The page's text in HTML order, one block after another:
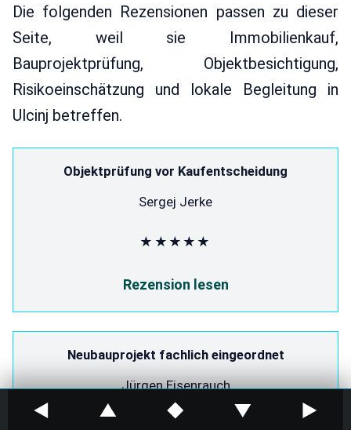
Die folgenden Rezensionen passen zu dieser
Seite, weil sie Immobilienkauf,
Bauprojektprüfung, Objektbesichtigung,
Risikoeinschätzung und lokale Begleitung in
Ulcinj betreffen.
Objektprüfung vor Kaufentscheidung
Sergej Jerke
★★★★★
Rezension lesen
Neubauprojekt fachlich eingeordnet
Jürgen Eisenrauch
◀ ▲ ◆ ▼ ▶